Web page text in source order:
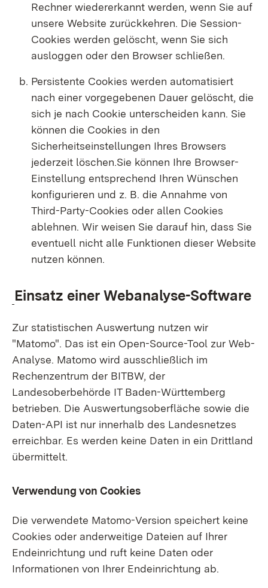
Rechner wiedererkannt werden, wenn Sie auf
unsere Website zurückkehren. Die Session-
Cookies werden gelöscht, wenn Sie sich
ausloggen oder den Browser schließen.
Persistente Cookies werden automatisiert
nach einer vorgegebenen Dauer gelöscht, die
sich je nach Cookie unterscheiden kann. Sie
können die Cookies in den
Sicherheitseinstellungen Ihres Browsers
jederzeit löschen.Sie können Ihre Browser-
Einstellung entsprechend Ihren Wünschen
konfigurieren und z. B. die Annahme von
Third-Party-Cookies oder allen Cookies
ablehnen. Wir weisen Sie darauf hin, dass Sie
eventuell nicht alle Funktionen dieser Website
nutzen können.
Einsatz einer Webanalyse-Software
Zur statistischen Auswertung nutzen wir
"Matomo". Das ist ein Open-Source-Tool zur Web-
Analyse. Matomo wird ausschließlich im
Rechenzentrum der BITBW, der
Landesoberbehörde IT Baden-Württemberg
betrieben. Die Auswertungsoberfläche sowie die
Daten-API ist nur innerhalb des Landesnetzes
erreichbar. Es werden keine Daten in ein Drittland
übermittelt.
Verwendung von Cookies
Die verwendete Matomo-Version speichert keine
Cookies oder anderweitige Dateien auf Ihrer
Endeinrichtung und ruft keine Daten oder
Informationen von Ihrer Endeinrichtung ab.